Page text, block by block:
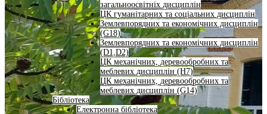
загальноосвітніх дисциплін
ЦК гуманітарних та соціальних дисциплін
Землевпорядних та економічних дисциплін
(G18)
Землевпорядних та економічних дисциплін
(D1,D2)
ЦК механічних, деревообробних та
меблевих дисциплін (H7)
ЦК механічних, деревообробних та
меблевих дисциплін (G14)
Бібліотека
Електронна бібліотека